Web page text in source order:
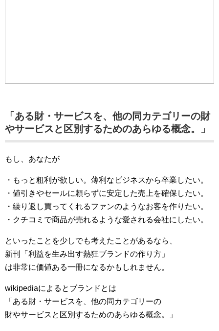
「ある財・サービスを、他の同カテゴリーの財
やサービスと区別するためのあらゆる概念。」
もし、あなたが
・もっと粗利が欲しい。薄利なビジネスから卒業したい。
・値引きやセールに頼らずに安定した売上を確保したい。
・繰り返し買ってくれるファンのようなお客を作りたい。
・クチコミで商品が売れるような愛される会社にしたい。
といったことを少しでも考えたことがあるなら、
新刊「利益を生み出す熱狂ブランドの作り方」
は非常に価値ある一冊になるかもしれません。
wikipediaによるとブランドとは
「ある財・サービスを、他の同カテゴリーの
財やサービスと区別するためのあらゆる概念。」